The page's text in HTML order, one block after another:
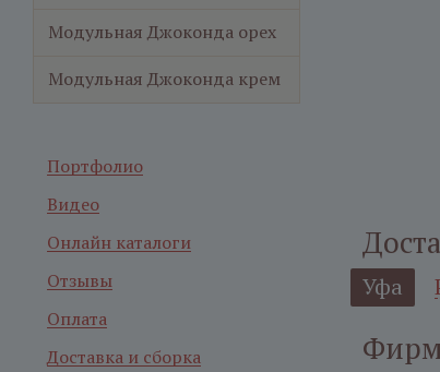
Уфа
Модульная Джоконда орех
Модульная Джоконда крем
Портфолио
Видео
Онлайн каталоги
Отзывы
Оплата
Доставка и сборка